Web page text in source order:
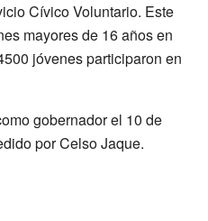
Cívico Voluntario. Este
mayores de 16 años en
jóvenes participaron en
gobernador el 10 de
por Celso Jaque.